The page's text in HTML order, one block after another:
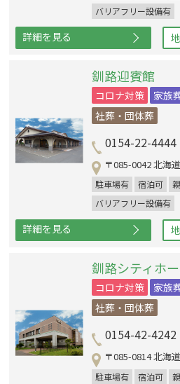
バリアフリー設備有
詳細を見る
釧路迎賓館
コロナ対策 家族
社葬・団体葬
0154-22-4444
〒085-0042 北海
駐車場有 宿泊可
バリアフリー設備有
詳細を見る
釧路シティホ
コロナ対策 家族
社葬・団体葬
0154-42-4242
〒085-0814 北海
駐車場有 宿泊可